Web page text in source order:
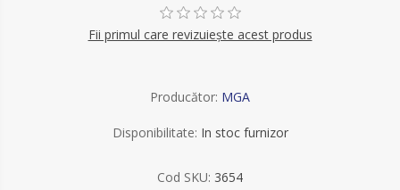
Fii primul care revizuiește acest produs
Producător: MGA
Disponibilitate: In stoc furnizor
Cod SKU: 3654